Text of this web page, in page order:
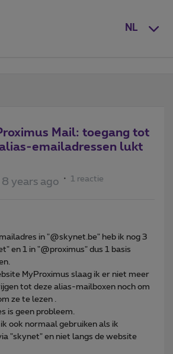
NL
Mail: toegang tot
emailadressen lukt
years ago 1 reactie
in "@skynet.be" heb ik nog 3
en 1 in "@proximus" dus 1 basis
MyProximus slaag ik er niet meer
tot deze alias-mailboxen noch om
ze te lezen .
is geen probleem.
ook normaal gebruiken als ik
"skynet" en niet langs de website